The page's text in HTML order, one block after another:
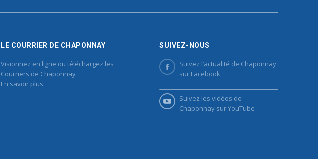
LE COURRIER DE CHAPONNAY
Visionnez en ligne ou téléchargez les
Courriers de Chaponnay
En savoir plus
SUIVEZ-NOUS
Suivez l’actualité de Chaponnay
sur Facebook
Suivez les vidéos de
Chaponnay sur YouTube